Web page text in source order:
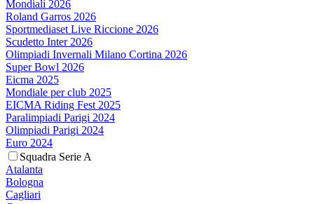
Mondiali 2026
Roland Garros 2026
Sportmediaset Live Riccione 2026
Scudetto Inter 2026
Olimpiadi Invernali Milano Cortina 2026
Super Bowl 2026
Eicma 2025
Mondiale per club 2025
EICMA Riding Fest 2025
Paralimpiadi Parigi 2024
Olimpiadi Parigi 2024
Euro 2024
Squadra Serie A
Atalanta
Bologna
Cagliari